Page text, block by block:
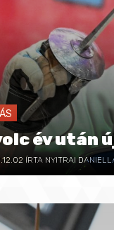
év után
ÍRTA NYITRAI